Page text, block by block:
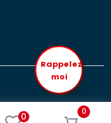
0 0
Rappelez
moi